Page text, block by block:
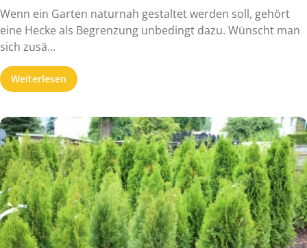
Wenn ein Garten naturnah gestaltet werden soll, gehört
eine Hecke als Begrenzung unbedingt dazu. Wünscht man
sich zusä...
Weiterlesen